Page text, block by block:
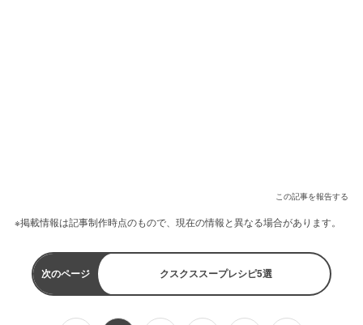
この記事を報告する
※掲載情報は記事制作時点のもので、現在の情報と異なる場合があります。
次のページ クスクススープレシピ5選